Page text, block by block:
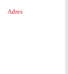
Adres